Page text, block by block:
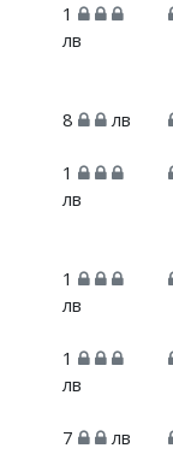
1
лв
8 лв
1
лв
1
лв
1
лв
7 лв